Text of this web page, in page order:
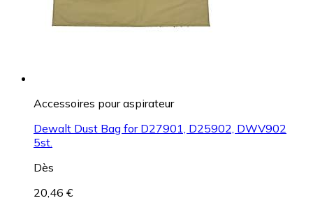
Accessoires pour aspirateur
Dewalt Dust Bag for D27901, D25902, DWV902
5st.
Dès
20,46 €